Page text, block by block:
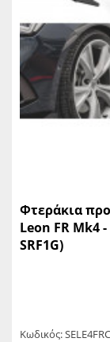
Φτεράκια
Leon FR Mk4
SRF1G)
Κωδικός: